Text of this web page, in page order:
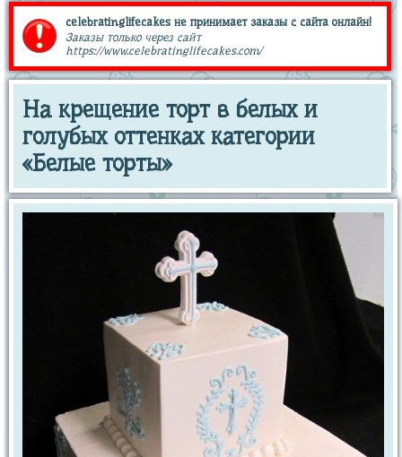
celebratinglifecakes не принимает заказы с сайта онлайн!
Заказы только через сайт
https://www.celebratinglifecakes.com/
На крещение торт в белых и
голубых оттенках категории
«Белые торты»